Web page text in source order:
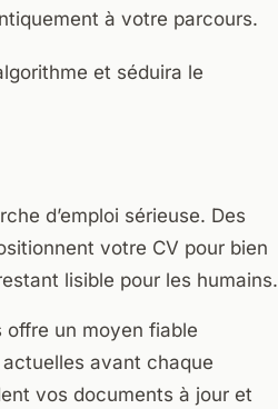
à votre parcours.
et séduira le
d’emploi sérieuse. Des
votre CV pour bien
lisible pour les humains.
offre un moyen fiable
avant chaque
vos documents à jour et